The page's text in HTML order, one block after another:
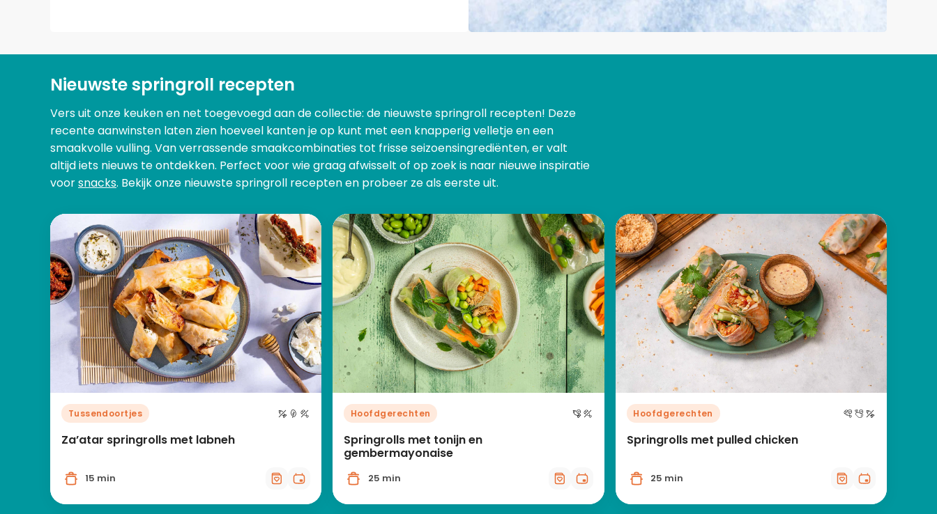
Nieuwste springroll recepten
Vers uit onze keuken en net toegevoegd aan de collectie: de nieuwste springroll recepten! Deze
recente aanwinsten laten zien hoeveel kanten je op kunt met een knapperig velletje en een
smaakvolle vulling. Van verrassende smaakcombinaties tot frisse seizoensingrediënten, er valt
altijd iets nieuws te ontdekken. Perfect voor wie graag afwisselt of op zoek is naar nieuwe inspiratie
voorsnacks. Bekijk onze nieuwste springroll recepten en probeer ze als eerste uit.
Tussendoortjes
Za’atar springrolls met labneh
15 min
Hoofdgerechten
Springrolls met tonijn en
gembermayonaise
25 min
Hoofdgerechten
Springrolls met pulled chicken
25 min